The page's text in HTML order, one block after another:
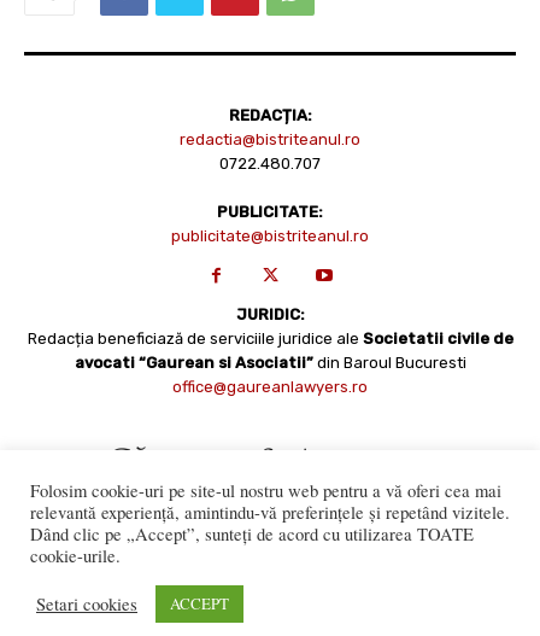
REDACȚIA:
redactia@bistriteanul.ro
0722.480.707
PUBLICITATE:
publicitate@bistriteanul.ro
JURIDIC:
Redacția beneficiază de serviciile juridice ale Societatii civile de
avocati “Gaurean si Asociatii” din Baroul Bucuresti
office@gaureanlawyers.ro
numai cu acordul expres al Bistriteanul.Ro. © Copyright 2008 -
Folosim cookie-uri pe site-ul nostru web pentru a vă oferi cea mai
relevantă experiență, amintindu-vă preferințele și repetând vizitele.
Dând clic pe „Accept”, sunteți de acord cu utilizarea TOATE
cookie-urile.
Setari cookies ACCEPT